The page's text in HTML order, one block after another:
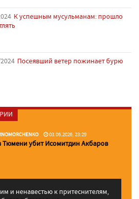
К успешным мусульманам: прошло
Посеявший ветер пожинает бурю
03.06.2026, 23:29
Тюмени убит Исомитдин Акбаров
и ненавестью к притеснителям,